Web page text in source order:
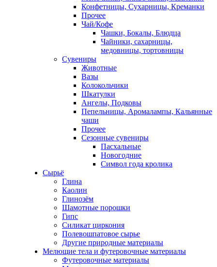
Конфетницы, Сухарницы, Креманки
Прочее
Чай/Кофе
Чашки, Бокалы, Блюдца
Чайники, сахарницы,
медовницы, тортовницы
Сувениры
Животные
Вазы
Колокольчики
Шкатулки
Ангелы, Подковы
Пепельницы, Аромалампы, Кальянные
чаши
Прочее
Сезонные сувениры
Пасхальные
Новогодние
Символ года кролика
Сырьё
Глина
Каолин
Глинозём
Шамотные порошки
Гипс
Силикат циркония
Полевошпатовое сырье
Другие природные материалы
Мелющие тела и футеровочные материалы
Футеровочные материалы